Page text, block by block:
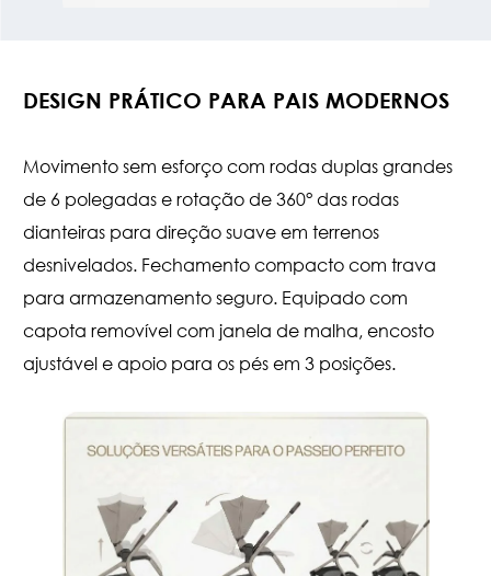
DESIGN PRÁTICO PARA PAIS MODERNOS
Movimento sem esforço com rodas duplas grandes
de 6 polegadas e rotação de 360° das rodas
dianteiras para direção suave em terrenos
desnivelados. Fechamento compacto com trava
para armazenamento seguro. Equipado com
capota removível com janela de malha, encosto
ajustável e apoio para os pés em 3 posições.